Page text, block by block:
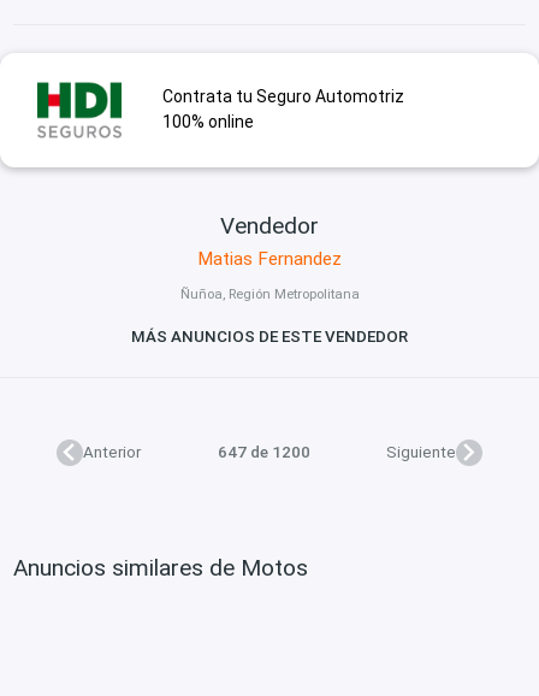
Contrata tu Seguro Automotriz
100% online
Vendedor
Matias Fernandez
Ñuñoa, Región Metropolitana
MÁS ANUNCIOS DE ESTE VENDEDOR
Anterior 647 de 1200 Siguiente
Anuncios similares de Motos